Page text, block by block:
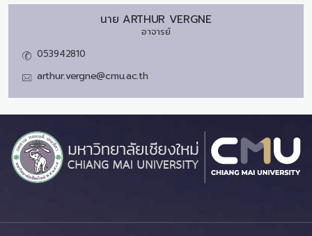
นาย ARTHUR VERGNE
อาจารย์
053942810
arthur.vergne@cmu.ac.th